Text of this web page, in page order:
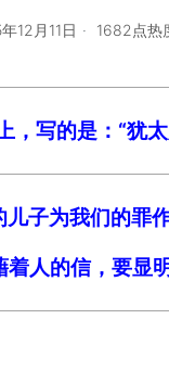
12月11日 1682点热
，写的是：“犹
子为我们的罪
人的信，要